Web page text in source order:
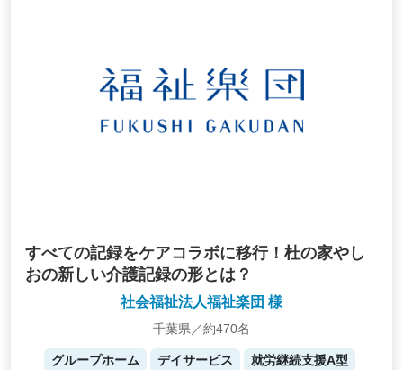
すべての記録をケアコラボに移行！杜の家やし
おの新しい介護記録の形とは？
社会福祉法人福祉楽団 様
千葉県／約470名
グループホーム デイサービス
就労継続支援A型